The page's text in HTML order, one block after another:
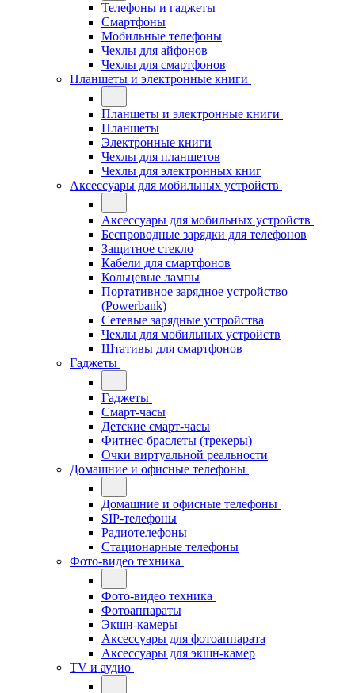
Телефоны и гаджеты
Смартфоны
Мобильные телефоны
Чехлы для айфонов
Чехлы для смартфонов
Планшеты и электронные книги
Планшеты и электронные книги
Планшеты
Электронные книги
Чехлы для планшетов
Чехлы для электронных книг
Аксессуары для мобильных устройств
Аксессуары для мобильных устройств
Беспроводные зарядки для телефонов
Защитное стекло
Кабели для смартфонов
Кольцевые лампы
Портативное зарядное устройство
(Powerbank)
Сетевые зарядные устройства
Чехлы для мобильных устройств
Штативы для смартфонов
Гаджеты
Гаджеты
Смарт-часы
Детские смарт-часы
Фитнес-браслеты (трекеры)
Очки виртуальной реальности
Домашние и офисные телефоны
Домашние и офисные телефоны
SIP-телефоны
Радиотелефоны
Стационарные телефоны
Фото-видео техника
Фото-видео техника
Фотоаппараты
Экшн-камеры
Аксессуары для фотоаппарата
Аксессуары для экшн-камер
TV и аудио